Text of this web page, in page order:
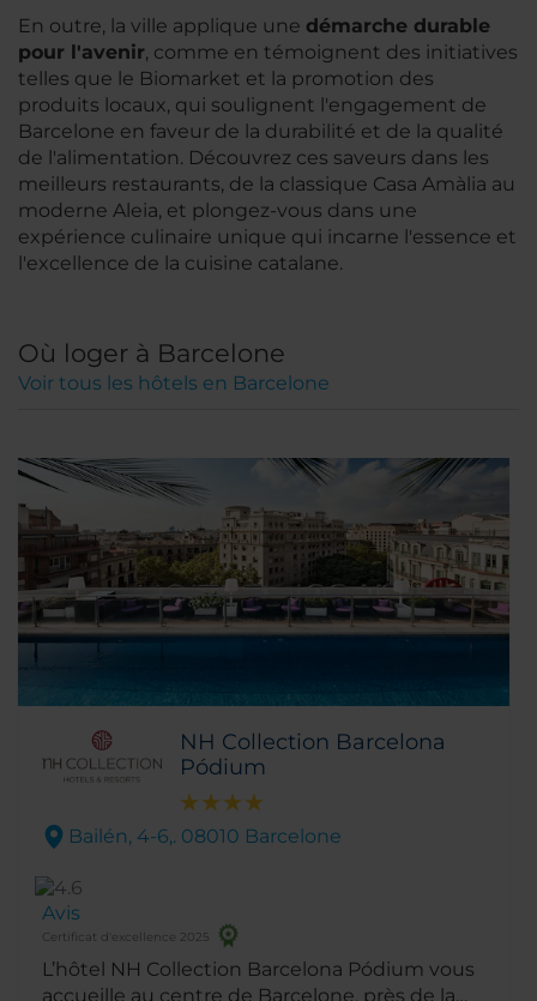
En outre, la ville applique une démarche durable
pour l'avenir, comme en témoignent des initiatives
telles que le Biomarket et la promotion des
produits locaux, qui soulignent l'engagement de
Barcelone en faveur de la durabilité et de la qualité
de l'alimentation. Découvrez ces saveurs dans les
meilleurs restaurants, de la classique Casa Amàlia au
moderne Aleia, et plongez-vous dans une
expérience culinaire unique qui incarne l'essence et
l'excellence de la cuisine catalane.
Où loger à Barcelone
Voir tous les hôtels en Barcelone
NH Collection Barcelona
Pódium
Bailén, 4-6,. 08010 Barcelone
Avis
Certificat d'excellence 2025
L’hôtel NH Collection Barcelona Pódium vous
accueille au centre de Barcelone, près de la